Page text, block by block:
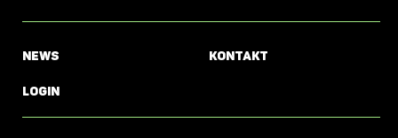
News
Login
Kontakt